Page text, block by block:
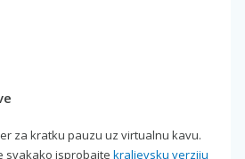
za kratku pauzu uz virtualnu kavu.
svakako isprobajte kraljevsku verziju